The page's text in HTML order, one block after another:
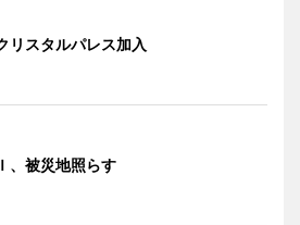
リスタルパレス加入
、被災地照らす